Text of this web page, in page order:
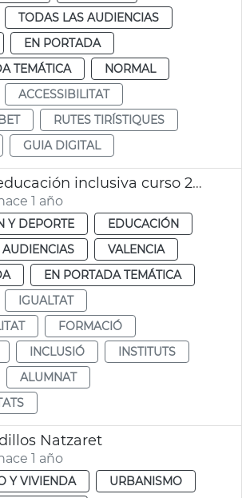
TODAS LAS AUDIENCIAS
EN PORTADA
TEMÁTICA
NORMAL
ACCESSIBILITAT
RUTES TIRÍSTIQUES
GUIA DIGITAL
Proyectos educación inclusiva curso 24-25
1 año
Y DEPORTE
EDUCACIÓN
VALENCIA
EN PORTADA TEMÁTICA
IGUALTAT
FORMACIÓ
INCLUSIÓ
INSTITUTS
ALUMNAT
Natzaret
1 año
Y VIVIENDA
URBANISMO